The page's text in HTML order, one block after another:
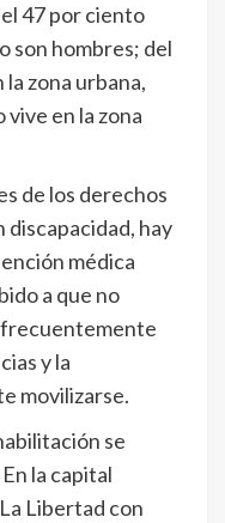
47 por ciento
son hombres; del
zona urbana,
en la zona
de los derechos
discapacidad, hay
médica
a que no
frecuentemente
y la
movilizarse.
se
la capital
Libertad con